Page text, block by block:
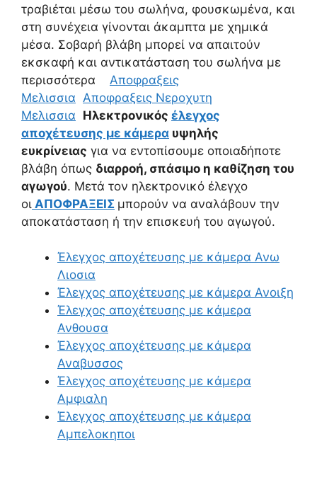
τραβιέται μέσω του σωλήνα, φουσκωμένα, και
στη συνέχεια γίνονται άκαμπτα με χημικά
μέσα. Σοβαρή βλάβη μπορεί να απαιτούν
εκσκαφή και αντικατάσταση του σωλήνα με
περισσότερα Αποφραξεις
Μελισσια Αποφραξεις Νεροχυτη
Μελισσια Ηλεκτρονικός έλεγχος
αποχέτευσης με κάμερα υψηλής
ευκρίνειας για να εντοπίσουμε οποιαδήποτε
βλάβη όπως διαρροή, σπάσιμο η καθίζηση του
αγωγού. Μετά τον ηλεκτρονικό έλεγχο
οι ΑΠΟΦΡΑΞΕΙΣ μπορούν να αναλάβουν την
αποκατάσταση ή την επισκευή του αγωγού.
Έλεγχος αποχέτευσης με κάμερα Ανω
Λιοσια
Έλεγχος αποχέτευσης με κάμερα Ανοιξη
Έλεγχος αποχέτευσης με κάμερα
Ανθουσα
Έλεγχος αποχέτευσης με κάμερα
Αναβυσσος
Έλεγχος αποχέτευσης με κάμερα
Αμφιαλη
Έλεγχος αποχέτευσης με κάμερα
Αμπελοκηποι